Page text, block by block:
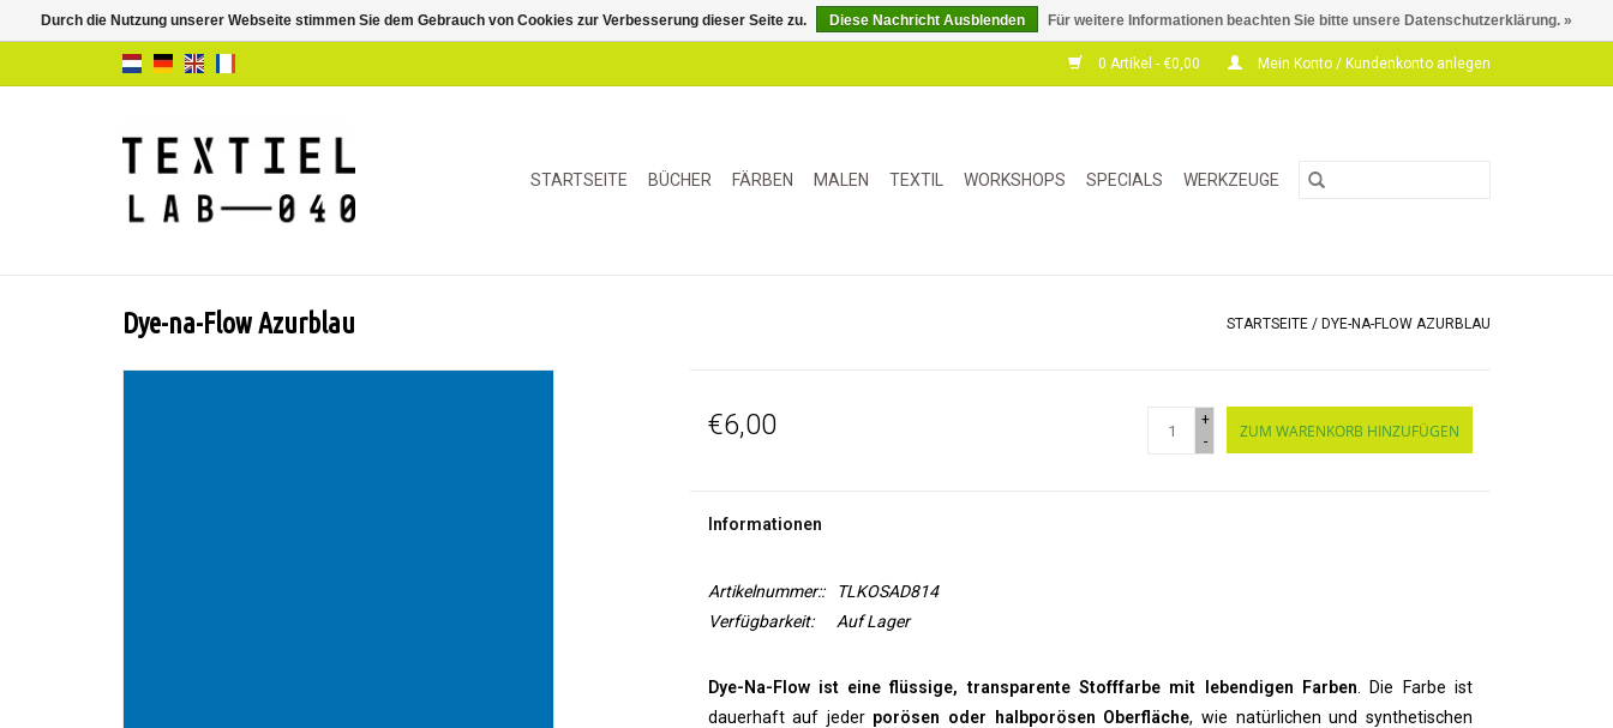
0 Artikel - €0,00 Mein Konto / Kundenkonto anlegen
STARTSEITE BÜCHER FÄRBEN MALEN TEXTIL WORKSHOPS SPECIALS WERKZEUGE
Dye-na-Flow Azurblau STARTSEITE / DYE-NA-FLOW AZURBLAU
€6,00
+
-
ZUM WARENKORB HINZUFÜGEN
Informationen
Artikelnummer::
TLKOSAD814
Verfügbarkeit:
Auf Lager
Dye-Na-Flow ist eine flüssige, transparente Stofffarbe mit lebendigen Farben . Die Farbe ist
dauerhaft auf jeder porösen oder halbporösen Oberfläche, wie natürlichen und synthetischen
Durch die Nutzung unserer Webseite stimmen Sie dem Gebrauch von Cookies zur Verbesserung dieser Seite zu. Diese Nachricht Ausblenden Für weitere Informationen beachten Sie bitte unsere Datenschutzerklärung. »